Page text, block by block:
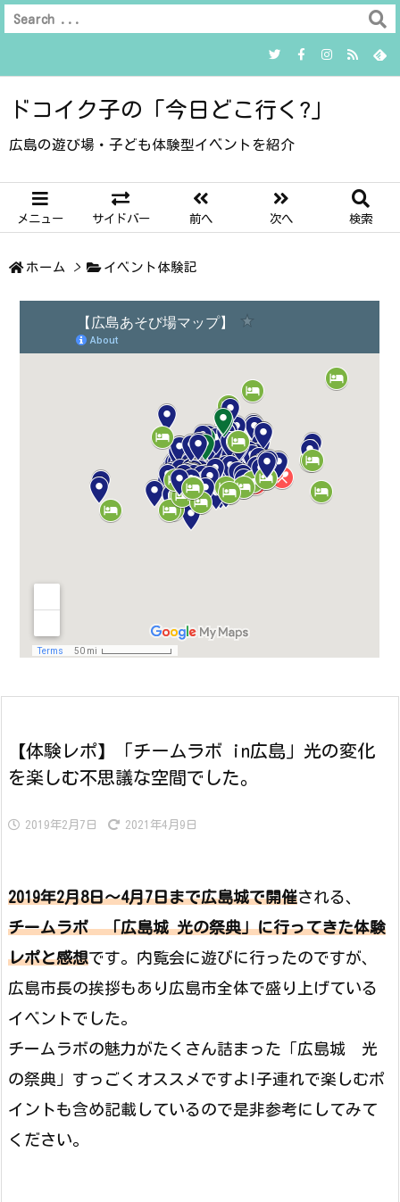
ドコイク子の「今日どこ行く?」
広島の遊び場・子ども体験型イベントを紹介
メニュー サイドバー 前へ 次へ 検索
ホーム > イベント体験記
【体験レポ】「チームラボ in広島」光の変化
を楽しむ不思議な空間でした。
2019年2月7日 2021年4月9日
2019年2月8日～4月7日まで広島城で開催される、
チームラボ 「広島城 光の祭典」に行ってきた体験
レポと感想です。内覧会に遊びに行ったのですが、
広島市長の挨拶もあり広島市全体で盛り上げている
イベントでした。
チームラボの魅力がたくさん詰まった「広島城 光
の祭典」すっごくオススメですよ!子連れで楽しむポ
イントも含め記載しているので是非参考にしてみて
ください。